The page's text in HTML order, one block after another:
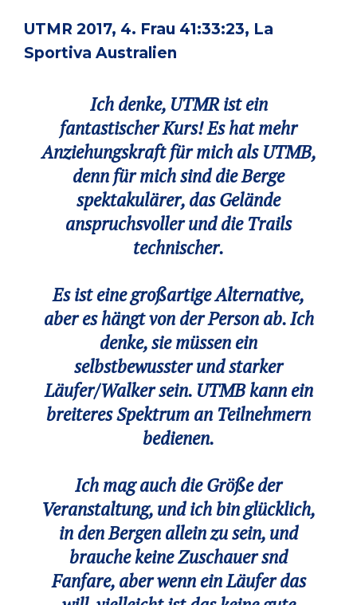
UTMR 2017, 4. Frau 41:33:23, La
Sportiva Australien
Ich denke, UTMR ist ein
fantastischer Kurs! Es hat mehr
Anziehungskraft für mich als UTMB,
denn für mich sind die Berge
spektakulärer, das Gelände
anspruchsvoller und die Trails
technischer.
Es ist eine großartige Alternative,
aber es hängt von der Person ab. Ich
denke, sie müssen ein
selbstbewusster und starker
Läufer/Walker sein. UTMB kann ein
breiteres Spektrum an Teilnehmern
bedienen.
Ich mag auch die Größe der
Veranstaltung, und ich bin glücklich,
in den Bergen allein zu sein, und
brauche keine Zuschauer snd
Fanfare, aber wenn ein Läufer das